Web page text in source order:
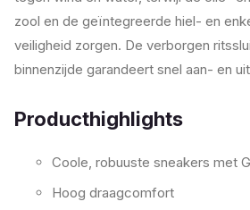
zool en de geïntegreerde hiel- en
veiligheid zorgen. De verborgen
binnenzijde garandeert snel aan- en
Producthighlights
Coole, robuuste sneakers met
Hoog draagcomfort